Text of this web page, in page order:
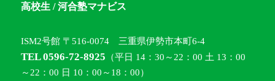
高校生 / 河合塾マナビス
ISM2号館 〒516-0074 三重県伊勢市本町6-4
TEL 0596-72-8925 （平日 14：30～22：00 土 13：00
～22：00 日 10：00～18：00）